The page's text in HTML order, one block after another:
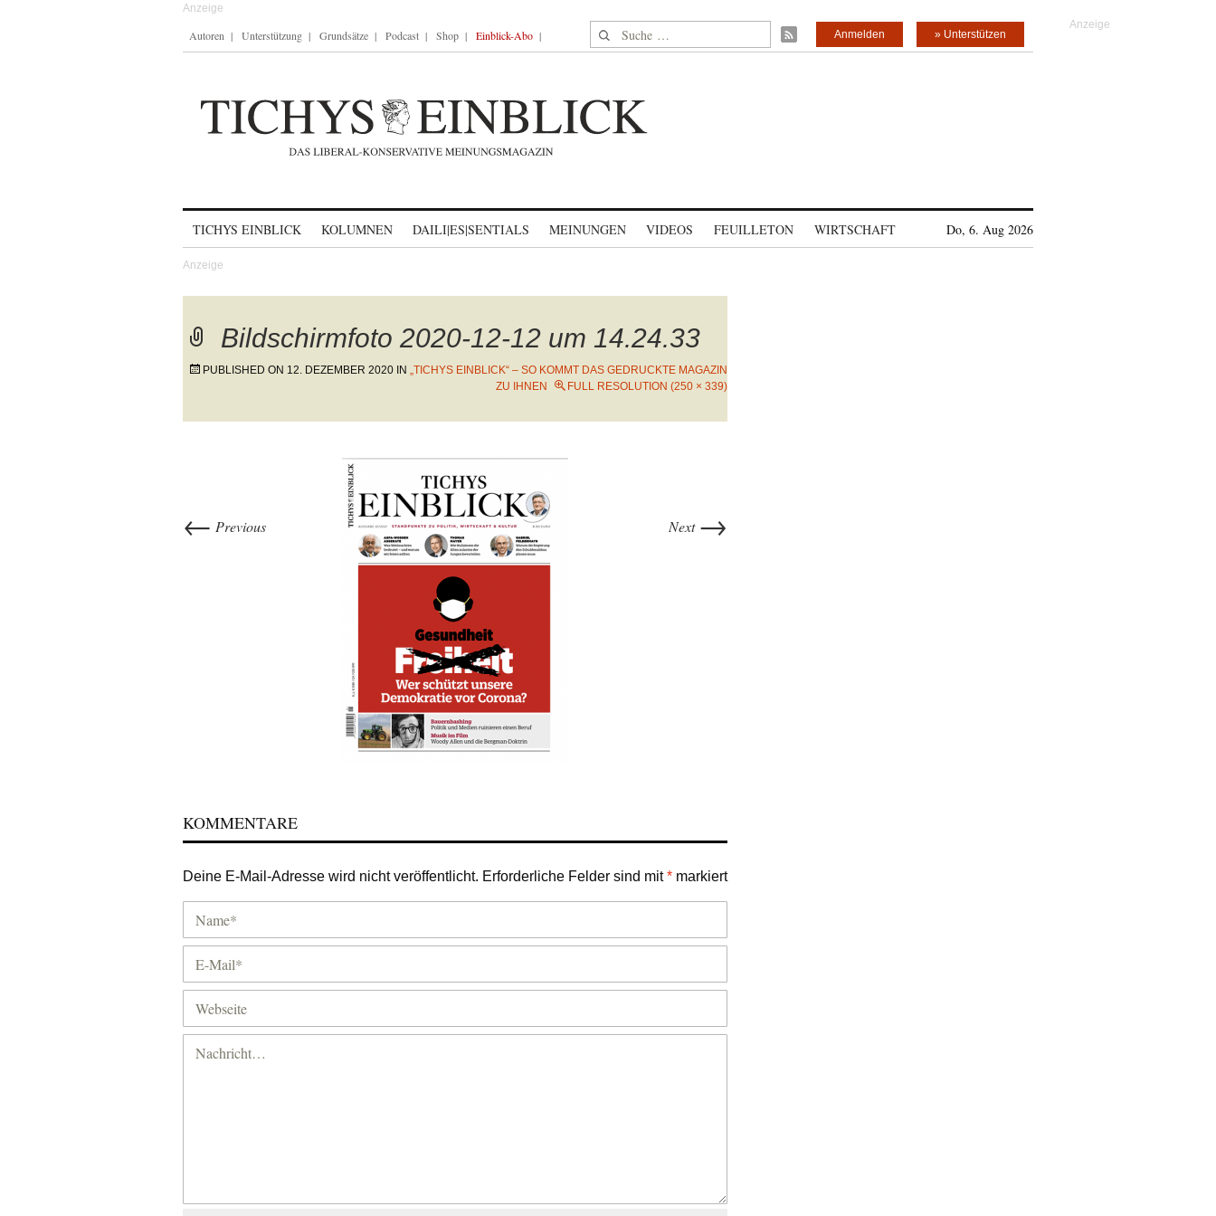
Autoren Unterstützung Grundsätze Podcast Shop Einblick-Abo Suche nach: » Unterstützen
Anmelden
TICHYS EINBLICK KOLUMNEN DAILI|ES|SENTIALS MEINUNGEN VIDEOS FEUILLETON WIRTSCHAFT Do, 6. Aug 2026
Bildschirmfoto 2020-12-12 um 14.24.33
PUBLISHED ON 12. DEZEMBER 2020 IN „TICHYS EINBLICK“ – SO KOMMT DAS GEDRUCKTE MAGAZIN
ZU IHNEN
FULL RESOLUTION (250 × 339)
← Previous Next →
KOMMENTARE
Deine E-Mail-Adresse wird nicht veröffentlicht. Erforderliche Felder sind mit* markiert